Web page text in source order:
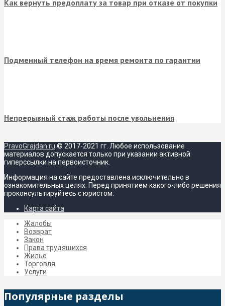
Как вернуть предоплату за товар при отказе от покупки
Подменный телефон на время ремонта по гарантии
Непрерывный стаж работы после увольнения
PravoGrajdan.ru © 2017-2021 гг. Любое использование
материалов допускается только при указании активной
гиперссылки на первоисточник.
Информация на сайте предоставлена исключительно в
ознакомительных целях. Перед принятием какого-либо решения
проконсультируйтесь с юристом.
Карта сайта
Жалобы
Возврат
Закон
Права трудящихся
Жилье
Торговля
Услуги
Популярные разделы